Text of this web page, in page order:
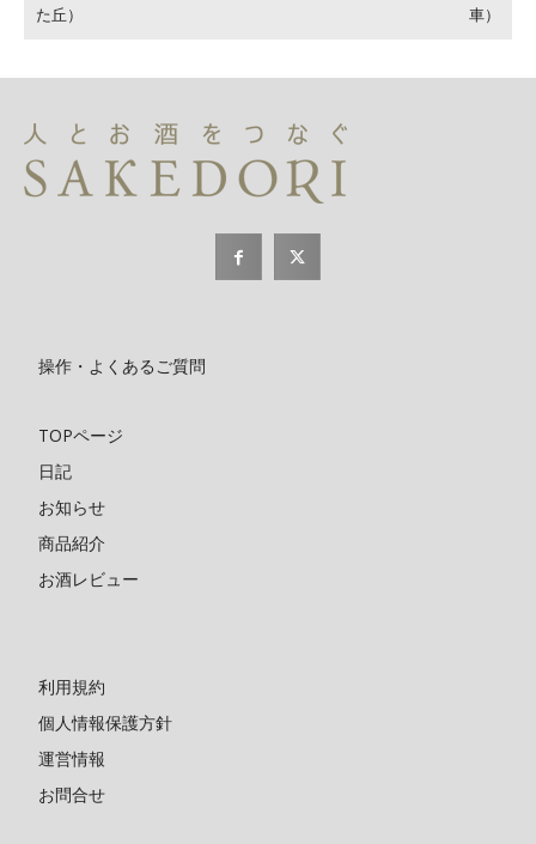
た丘）
車）
操作・よくあるご質問
TOPページ
日記
お知らせ
商品紹介
お酒レビュー
利用規約
個人情報保護方針
運営情報
お問合せ